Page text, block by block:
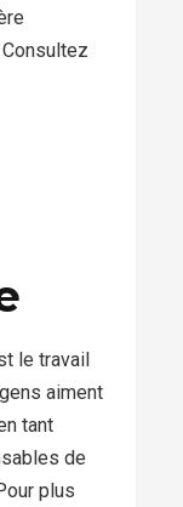
le travail
aiment
tant
de
plus